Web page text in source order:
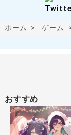
ホーム ゲーム
おすすめ